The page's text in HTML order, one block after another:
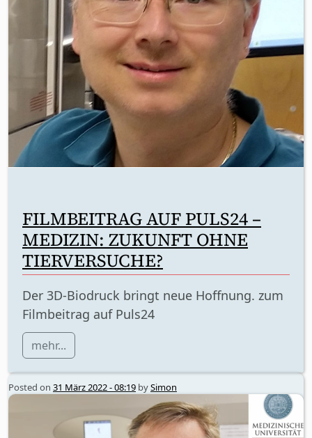
FILMBEITRAG AUF PULS24 –
MEDIZIN: ZUKUNFT OHNE
TIERVERSUCHE?
Der 3D-Biodruck bringt neue Hoffnung. zum
Filmbeitrag auf Puls24
mehr...
Posted on 31 März 2022 - 08:19 bySimon